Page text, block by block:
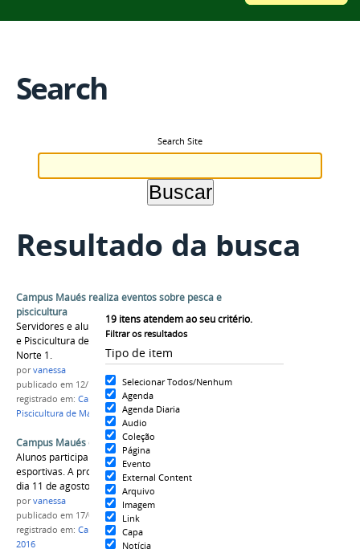
Search
Search Site
Resultado da busca
19 itens atendem ao seu critério.
Filtrar os resultados
Tipo de item
Selecionar Todos/Nenhum
Agenda
Agenda Diaria
Audio
Coleção
Página
Evento
External Content
Arquivo
Imagem
Link
Capa
Notícia
Campus Maués realiza eventos sobre pesca e
piscicultura
Servidores e alunos realizaram a Semana Pesca
e Piscicultura de Maués e o Fórum do NUPA
Norte 1.
porvanessa
publicado em 12/12/2016
registrado em: Campus Maués,Semana Pesca e
Piscicultura de Maués,Fórum do NUPA Norte 1
Campus Maués comemora Dia do Estudante
Alunos participaram de atividades culturais e
esportivas. A programação especial ocorreu no
dia 11 de agosto.
porvanessa
publicado em 17/08/2016
registrado em: Campus Maués,
2016